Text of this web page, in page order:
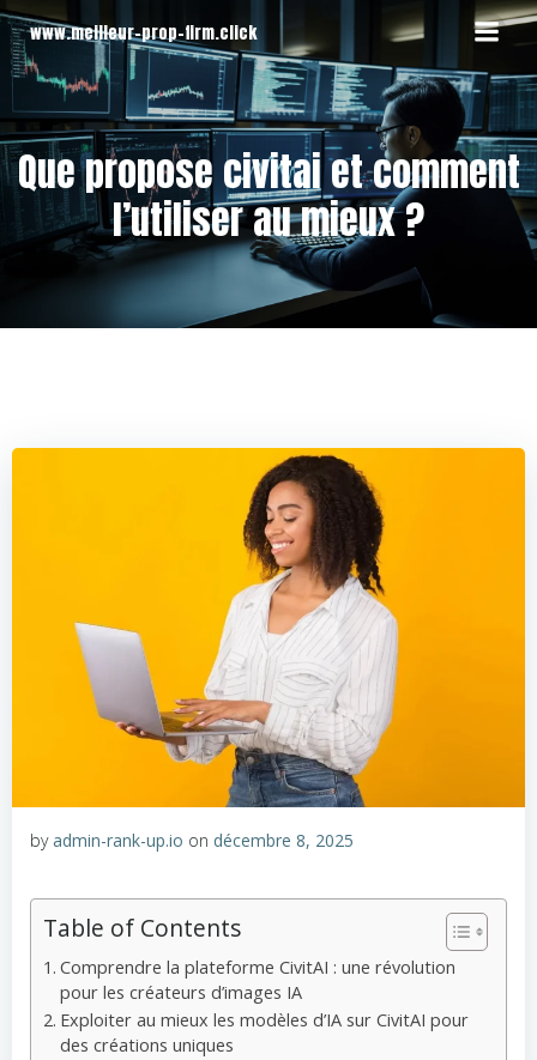
au
contenu
www.meilleur-prop-firm.click
Que propose civitai et comment
l’utiliser au mieux ?
byadmin-rank-up.io on décembre 8, 2025
Table of Contents
Comprendre la plateforme CivitAI : une révolution
pour les créateurs d’images IA
Exploiter au mieux les modèles d’IA sur CivitAI pour
des créations uniques